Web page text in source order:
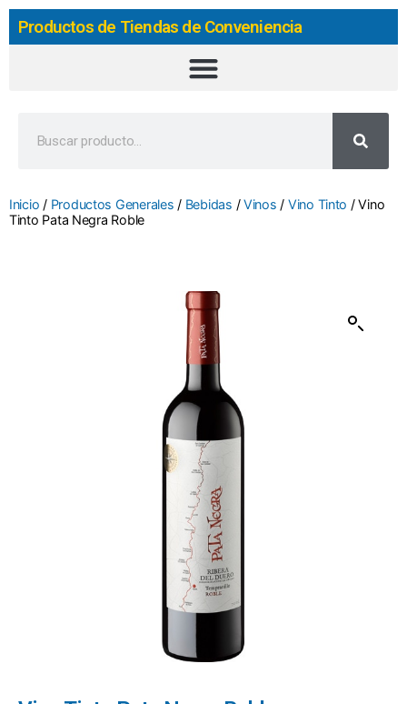
Productos de Tiendas de Conveniencia
Inicio / Productos Generales / Bebidas /Vinos / Vino Tinto / Vino
Tinto Pata Negra Roble